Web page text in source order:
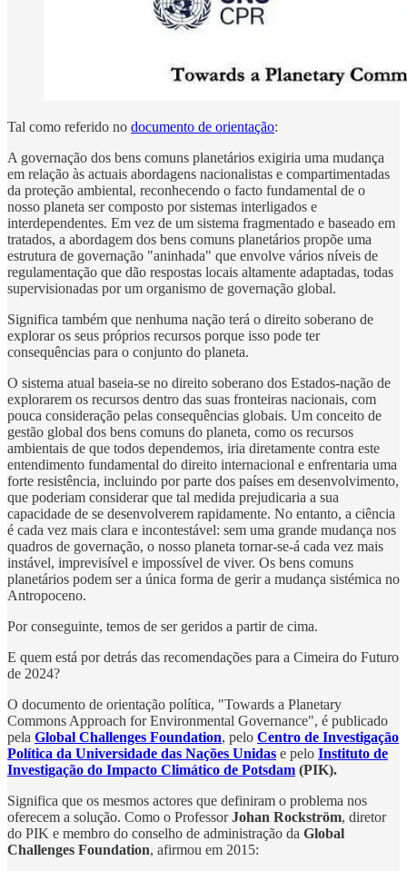
Tal como referido no documento de orientação:
A governação dos bens comuns planetários exigiria uma mudança
em relação às actuais abordagens nacionalistas e compartimentadas
da proteção ambiental, reconhecendo o facto fundamental de o
nosso planeta ser composto por sistemas interligados e
interdependentes. Em vez de um sistema fragmentado e baseado em
tratados, a abordagem dos bens comuns planetários propõe uma
estrutura de governação "aninhada" que envolve vários níveis de
regulamentação que dão respostas locais altamente adaptadas, todas
supervisionadas por um organismo de governação global.
Significa também que nenhuma nação terá o direito soberano de
explorar os seus próprios recursos porque isso pode ter
consequências para o conjunto do planeta.
O sistema atual baseia-se no direito soberano dos Estados-nação de
explorarem os recursos dentro das suas fronteiras nacionais, com
pouca consideração pelas consequências globais. Um conceito de
gestão global dos bens comuns do planeta, como os recursos
ambientais de que todos dependemos, iria diretamente contra este
entendimento fundamental do direito internacional e enfrentaria uma
forte resistência, incluindo por parte dos países em desenvolvimento,
que poderiam considerar que tal medida prejudicaria a sua
capacidade de se desenvolverem rapidamente. No entanto, a ciência
é cada vez mais clara e incontestável: sem uma grande mudança nos
quadros de governação, o nosso planeta tornar-se-á cada vez mais
instável, imprevisível e impossível de viver. Os bens comuns
planetários podem ser a única forma de gerir a mudança sistémica no
Antropoceno.
Por conseguinte, temos de ser geridos a partir de cima.
E quem está por detrás das recomendações para a Cimeira do Futuro
de 2024?
O documento de orientação política, "Towards a Planetary
Commons Approach for Environmental Governance", é publicado
pela Global Challenges Foundation, pelo Centro de Investigação
Política da Universidade das Nações Unidas e pelo Instituto de
Investigação do Impacto Climático de Potsdam (PIK).
Significa que os mesmos actores que definiram o problema nos
oferecem a solução. Como o ProfessorJohan Rockström, diretor
do PIK e membro do conselho de administração da Global
Challenges Foundation, afirmou em 2015: